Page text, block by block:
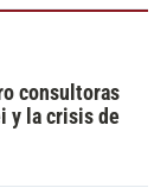
consultoras
y la crisis de